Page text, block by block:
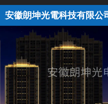
安徽朗坤光電科技有限公